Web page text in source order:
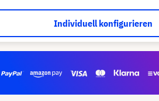
Individuell konfigurieren